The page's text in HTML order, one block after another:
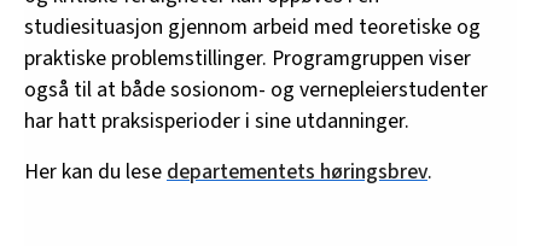
studiesituasjon gjennom arbeid med teoretiske og
praktiske problemstillinger. Programgruppen viser
også til at både sosionom- og vernepleierstudenter
har hatt praksisperioder i sine utdanninger.
Her kan du lese departementets høringsbrev.